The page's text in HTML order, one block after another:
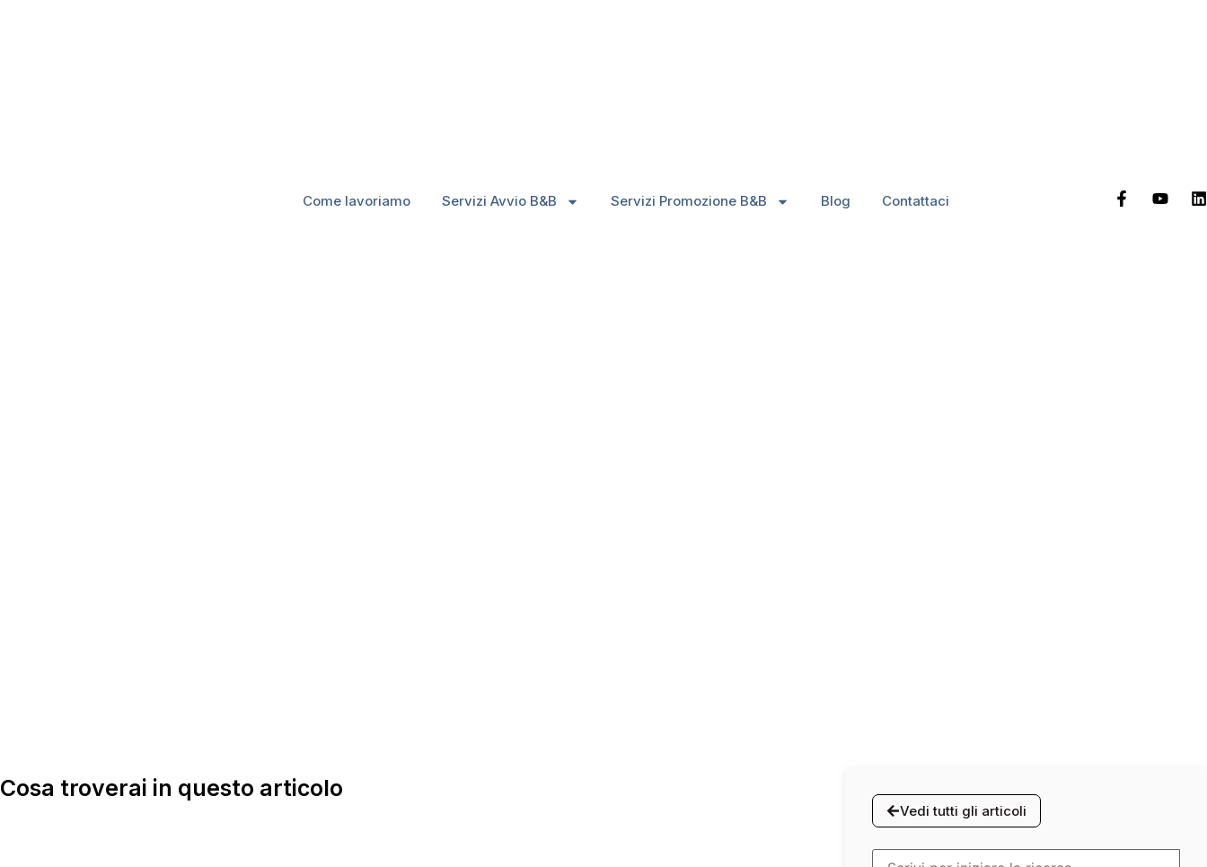
Come lavoriamo Servizi Avvio B&B Servizi Promozione B&B Blog Contattaci
Quale gestionale per B&B scegliere?
Cosa troverai in questo articolo
Vedi tutti gli articoli